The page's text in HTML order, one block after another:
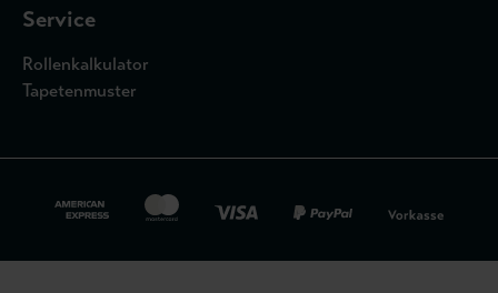
Service
Rollenkalkulator
Tapetenmuster